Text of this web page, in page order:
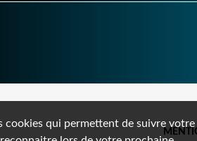
cookies qui permettent de suivre votre